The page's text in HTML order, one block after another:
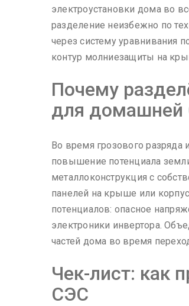
электроустановки дома во
разделение неизбежно по
через систему уравнивания
контур молниезащиты на
Почему
для
Во время грозового разряда
повышение потенциала
металлоконструкция с
панелей на крыше или
потенциалов: опасное
электроники инвертора.
частей дома во время
Чек-лист: как
СЭС